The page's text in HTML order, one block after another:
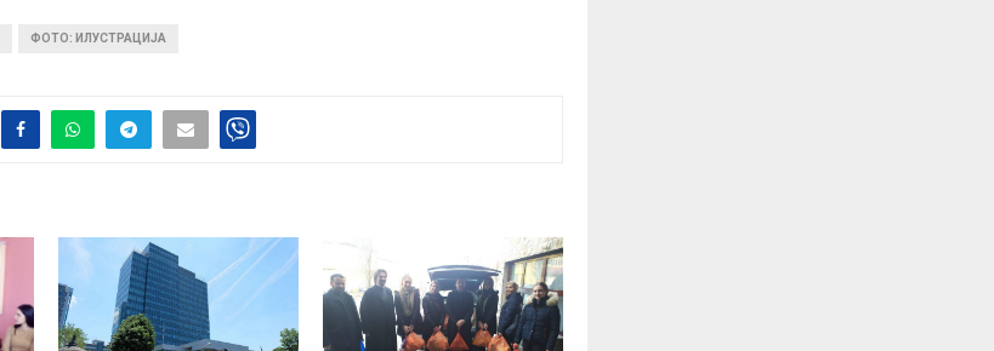
ФОТО: ИЛУСТРАЦИЈА